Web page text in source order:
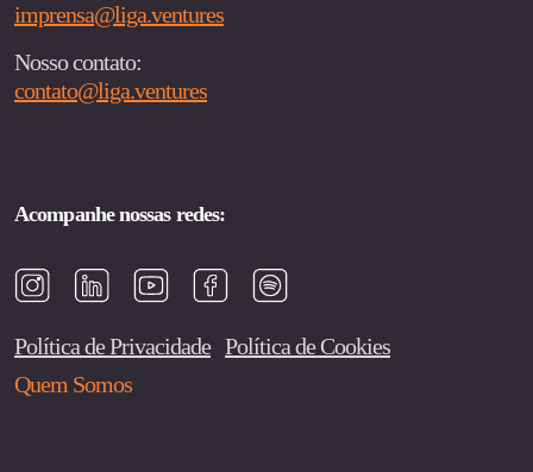
imprensa@liga.ventures
Nosso contato:
contato@liga.ventures
Acompanhe nossas redes:
Política de Privacidade Política de Cookies
Quem Somos